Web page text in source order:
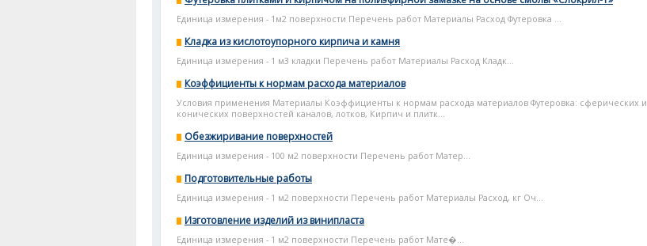
Единица измерения - 1м2 поверхности Перечень работ Материалы Расход Футеровка ...
Кладка из кислотоупорного кирпича и камня
Единица измерения - 1 м3 кладки Перечень работ Материалы Расход Кладк...
Коэффициенты к нормам расхода материалов
Условия применения Материалы Коэффициенты к нормам расхода материалов Футеровка: сферических и
конических поверхностей каналов, лотков, Кирпич и плитк...
Обезжиривание поверхностей
Единица измерения - 100 м2 поверхности Перечень работ Матер...
Подготовительные работы
Единица измерения - 1 м2 поверхности Перечень работ Материалы Расход, кг Оч...
Изготовление изделий из винипласта
Единица измерения - 1 м2 поверхности Перечень работ Мате�...